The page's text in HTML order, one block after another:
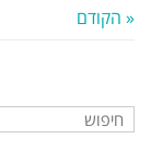
« הקודם